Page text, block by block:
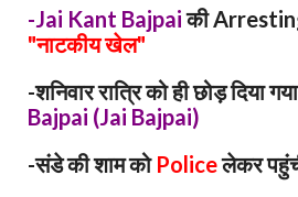
-Jai Kant Bajpaiकी
"नाटकीय खेल"
-शनिवार रात्रि को ही छोड़ दिया
Bajpai (Jai Bajpai)
-संडे की शाम को Policeलेकर